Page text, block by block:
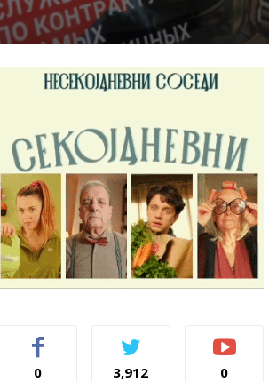
0 3,912 0